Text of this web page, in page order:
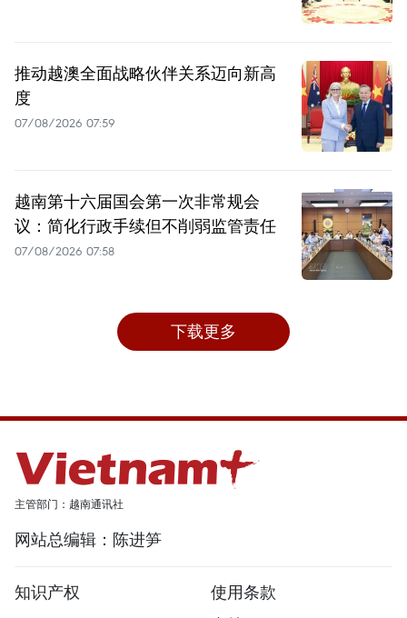
推动越澳全面战略伙伴关系迈向新高
度
07/08/2026 07:59
越南第十六届国会第一次非常规会
议：简化行政手续但不削弱监管责任
07/08/2026 07:58
下载更多
主管部门：越南通讯社
网站总编辑：陈进笋
知识产权
使用条款